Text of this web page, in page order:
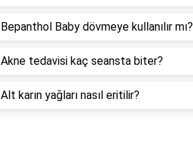
Bepanthol Baby dövmeye kullanılır mı?
Akne tedavisi kaç seansta biter?
Alt karın yağları nasıl eritilir?